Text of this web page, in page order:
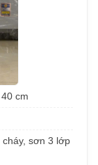
cm
sơn 3 lớp